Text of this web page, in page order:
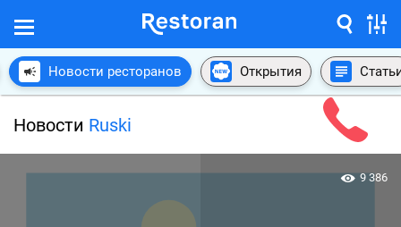
Новости ресторанов Открытия
Новости Ruski
9 386